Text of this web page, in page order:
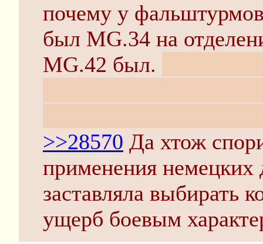
почему у
был MG.34 на
MG.42 был.
>>28570 Да хтож
применения немецких
заставляла выбирать
ущерб боевым